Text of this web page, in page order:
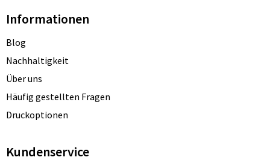
Informationen
Blog
Nachhaltigkeit
Über uns
Häufig gestellten Fragen
Druckoptionen
Kundenservice